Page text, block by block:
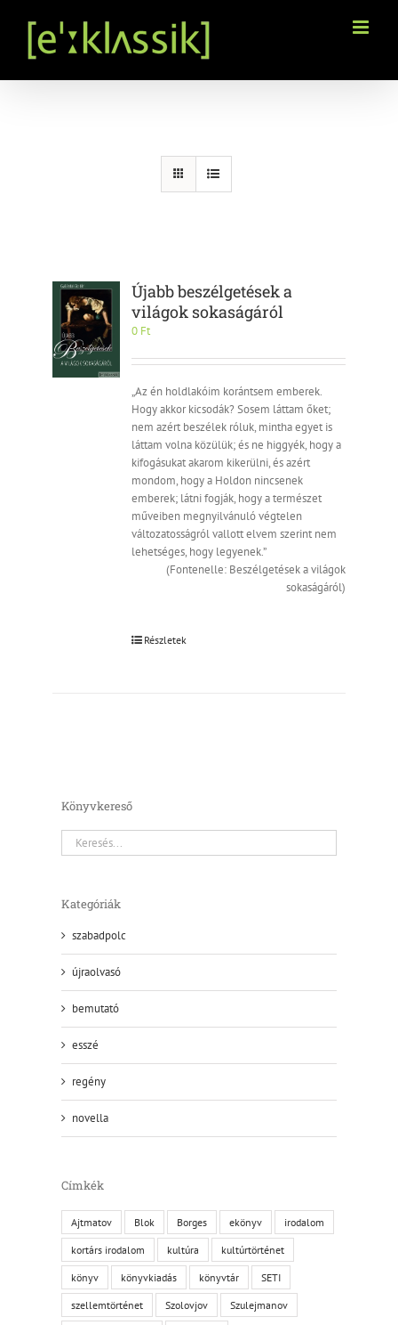
Újabb beszélgetések a
világok sokaságáról
0 Ft
„Az én holdlakóim korántsem emberek.
Hogy akkor kicsodák? Sosem láttam őket;
nem azért beszélek róluk, mintha egyet is
láttam volna közülük; és ne higgyék, hogy a
kifogásukat akarom kikerülni, és azért
mondom, hogy a Holdon nincsenek
emberek; látni fogják, hogy a természet
műveiben megnyilvánuló végtelen
változatosságról vallott elvem szerint nem
lehetséges, hogy legyenek.”
(Fontenelle: Beszélgetések a világok
sokaságáról)
Részletek
Könyvkereső
Kategóriák
szabadpolc
újraolvasó
bemutató
esszé
regény
novella
Címkék
Ajtmatov Blok Borges ekönyv irodalom
kortárs irodalom kultúra kultúrtörténet
könyv könyvkiadás könyvtár SETI
szellemtörténet Szolovjov Szulejmanov